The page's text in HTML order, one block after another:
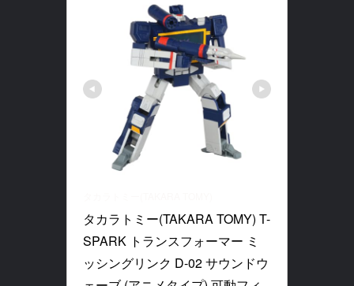
タカラトミー(TAKARA TOMY) T-
SPARK トランスフォーマー ミ
ッシングリンク D-02 サウンドウ